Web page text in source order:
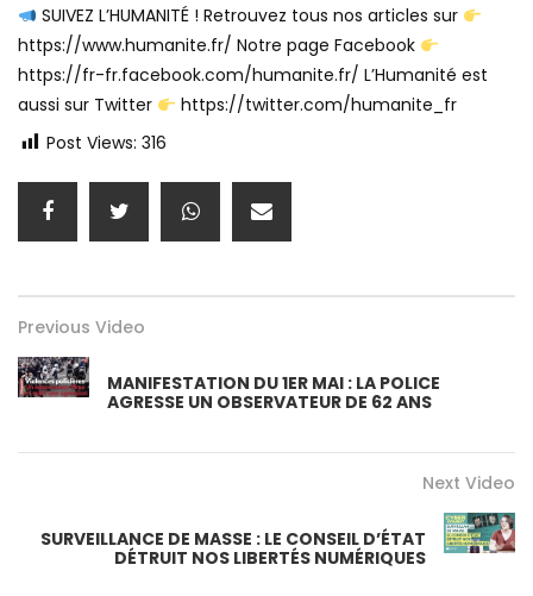
SUIVEZ L’HUMANITÉ ! Retrouvez tous nos articles sur
https://www.humanite.fr/​ Notre page Facebook
https://fr-fr.facebook.com/humanite.fr/​ L’Humanité est
aussi sur Twitter
https://twitter.com/humanite_fr
Post Views: 316
Previous Video
MANIFESTATION DU 1ER MAI : LA POLICE
AGRESSE UN OBSERVATEUR DE 62 ANS
Next Video
SURVEILLANCE DE MASSE : LE CONSEIL D’ÉTAT
DÉTRUIT NOS LIBERTÉS NUMÉRIQUES